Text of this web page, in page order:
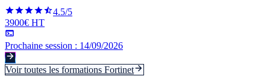
4.5/5
3900€ HT
Prochaine session : 14/09/2026
Voir toutes les formations Fortinet